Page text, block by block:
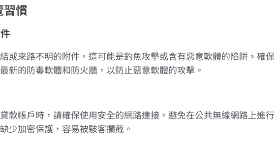
習慣
或來路不明的附件，這可能是釣魚攻擊或含有惡意軟體的陷阱。確保
新的防毒軟體和防火牆，以防止惡意軟體的攻擊。
款帳戶時，請確保使用安全的網路連接。避免在公共無線網路上進行
少加密保護，容易被駭客攔截。